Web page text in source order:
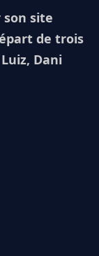
site
de trois
Dani